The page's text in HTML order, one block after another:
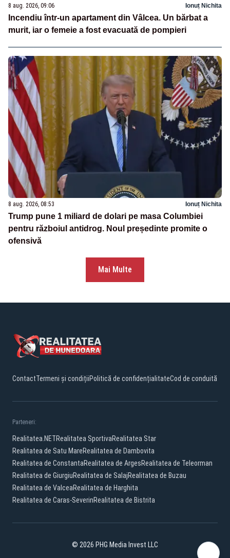
8 aug. 2026, 09:06 Ionuț Nichita
Incendiu într-un apartament din Vâlcea. Un bărbat a
murit, iar o femeie a fost evacuată de pompieri
8 aug. 2026, 08:53 Ionuț Nichita
Trump pune 1 miliard de dolari pe masa Columbiei
pentru războiul antidrog. Noul președinte promite o
ofensivă
Mai Multe
ContactTermeni și condițiiPolitică de confidențialitateCod de conduită
Parteneri:
Realitatea.NETRealitatea SportivaRealitatea Star
Realitatea de Satu MareRealitatea de Dambovita
Realitatea de ConstantaRealitatea de ArgesRealitatea de Teleorman
Realitatea de GiurgiuRealitatea de SalajRealitatea de Buzau
Realitatea de ValceaRealitatea de Harghita
Realitatea de Caras-SeverinRealitatea de Bistrita
© 2026 PHG Media Invest LLC